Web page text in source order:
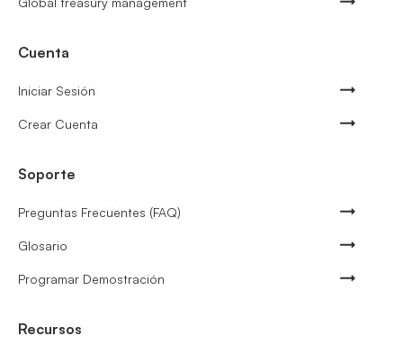
Cuenta
Iniciar Sesión
Crear Cuenta
Soporte
Preguntas Frecuentes (FAQ)
Glosario
Programar Demostración
Recursos